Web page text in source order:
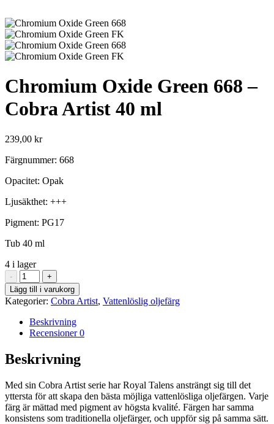
Chromium Oxide Green 668 –
Cobra Artist 40 ml
239,00 kr
Färgnummer: 668
Opacitet: Opak
Ljusäkthet: +++
Pigment: PG17
Tub 40 ml
4 i lager
-
Chromium
Oxide
Green
668
-
Cobra
Artist
40
ml
+
Lägg till i varukorg
Kategorier: Cobra Artist, Vattenlöslig oljefärg
Beskrivning
Recensioner0
Beskrivning
Med sin Cobra Artist serie har Royal Talens ansträngt sig till det
yttersta för att skapa den bästa möjliga vattenlösliga oljefärgen. Varje
färg är mättad med pigment av högsta kvalité. Färgen har samma
konsistens som traditionella oljefärger, och uppför sig på samma sätt.